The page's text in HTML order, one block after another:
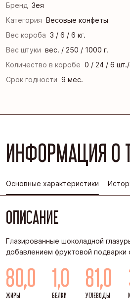
Бренд Зея
Категория Весовые конфеты
Вес короба 3 / 6 / 6 кг.
Вес штуки вес. / 250 / 1000 г.
Количество в коробе 0 / 24 / 6 шт./
Срок годности 9 мес.
ИНФОРМАЦИЯ О
Основные характеристики
ОПИСАНИЕ
Глазированные шоколадной
добавлением фруктовой подварки
80,0
ЖИРЫ
1,0
БЕЛКИ
81,0
УГЛЕВОДЫ